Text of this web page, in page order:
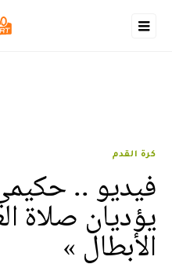
كرة القدم
فيديو ..
يؤديان صلاة
الأبطال »